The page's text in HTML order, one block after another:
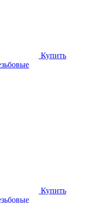
Купить
Купить